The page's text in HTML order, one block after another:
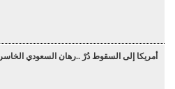
أمريكا إلى السقوط دُرْ ..رهان السعودي الخاسر